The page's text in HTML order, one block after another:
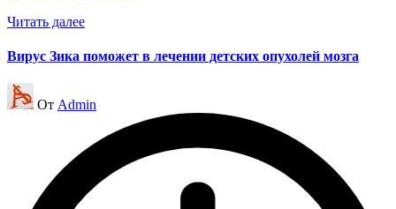
Читать далее
Вирус Зика поможет в лечении детских опухолей мозга
Запись
от
От Admin